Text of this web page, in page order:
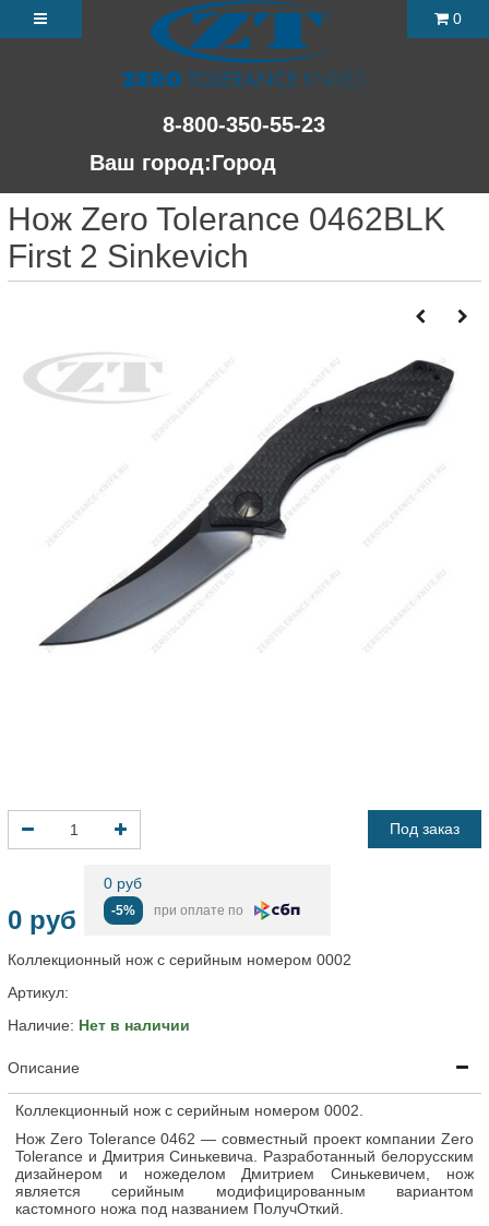
8-800-350-55-23
Ваш город:Город
0
Нож Zero Tolerance 0462BLK
First 2 Sinkevich
Под заказ
0 руб
0 руб
-5% при оплате по
Коллекционный нож с серийным номером 0002
Артикул:
Наличие: Нет в наличии
Описание
Коллекционный нож с серийным номером 0002.
Нож Zero Tolerance 0462 — cовместный проект компании Zero
Tolerance и Дмитрия Синькевича. Разработанный белорусским
дизайнером и ножеделом Дмитрием Синькевичем, нож
является серийным модифицированным вариантом
кастомного ножа под названием ПолучОткий.